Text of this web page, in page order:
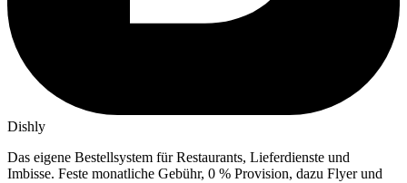
Dishly
Das eigene Bestellsystem für Restaurants, Lieferdienste und
Imbisse. Feste monatliche Gebühr, 0 % Provision, dazu Flyer und